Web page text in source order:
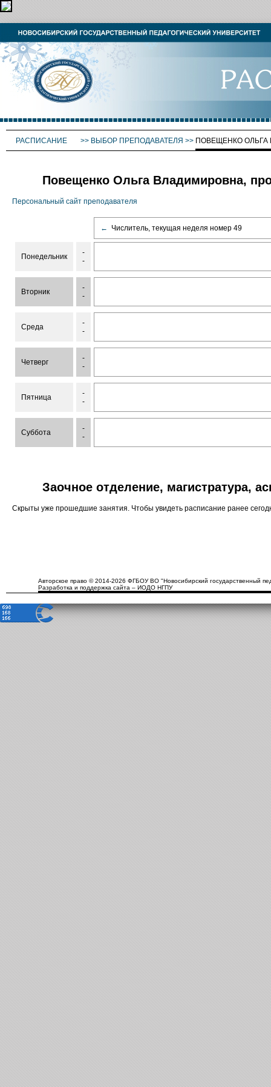
РАСПИСАНИЕ >> ВЫБОР ПРЕПОДАВАТЕЛЯ >> ПОВЕЩЕНКО
Повещенко Ольга Владимировна,
Персональный сайт преподавателя
← Числитель, текущая неделя номер 49
Понедельник
-
-
Вторник
-
-
Среда
-
-
Четверг
-
-
Пятница
-
-
Суббота
-
-
Заочное отделение, магистратура,
Скрыты уже прошедшие занятия. Чтобы увидеть расписание ранее
Авторское право © 2014-2026 ФГБОУ ВО "Новосибирский государственный
Разработка и поддержка сайта – ИОДО НГПУ